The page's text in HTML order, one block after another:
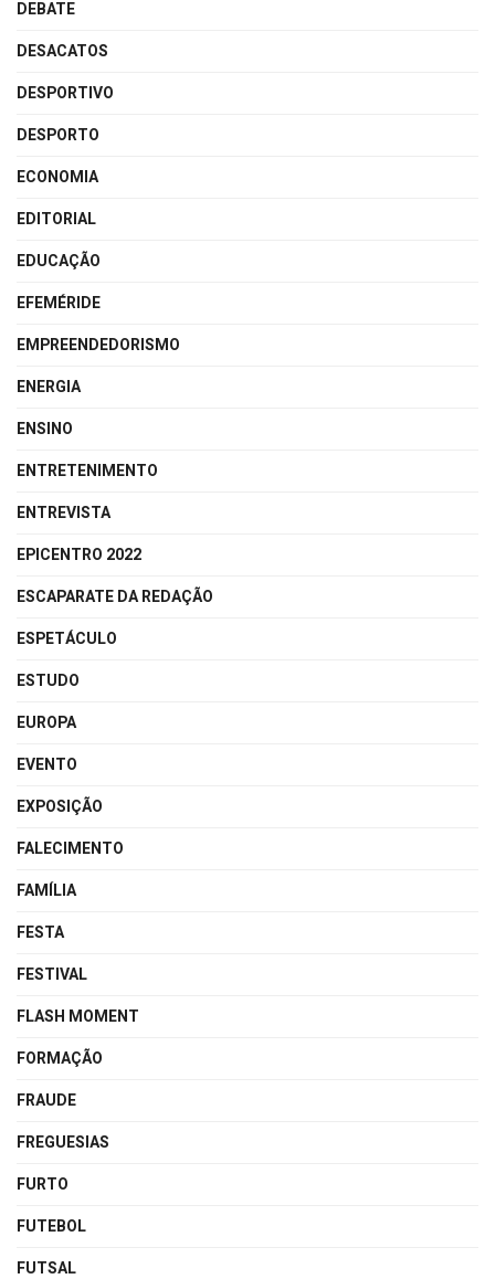
DEBATE
DESACATOS
DESPORTIVO
DESPORTO
ECONOMIA
EDITORIAL
EDUCAÇÃO
EFEMÉRIDE
EMPREENDEDORISMO
ENERGIA
ENSINO
ENTRETENIMENTO
ENTREVISTA
EPICENTRO 2022
ESCAPARATE DA REDAÇÃO
ESPETÁCULO
ESTUDO
EUROPA
EVENTO
EXPOSIÇÃO
FALECIMENTO
FAMÍLIA
FESTA
FESTIVAL
FLASH MOMENT
FORMAÇÃO
FRAUDE
FREGUESIAS
FURTO
FUTEBOL
FUTSAL